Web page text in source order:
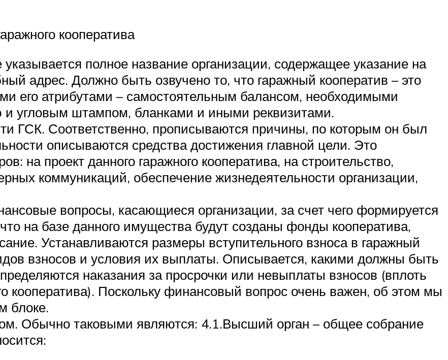
кооператива
полное название организации, содержащее указание на
адрес. Должно быть озвучено то, что гаражный кооператив – это
его атрибутами – самостоятельным балансом, необходимыми
и угловым штампом, бланками и иными реквизитами.
ГСК. Соответственно, прописываются причины, по которым он был
описываются средства достижения главной цели. Это
на проект данного гаражного кооператива, на строительство,
коммуникаций, обеспечение жизнедеятельности организации,
вопросы, касающиеся организации, за счет чего формируется
на базе данного имущества будут созданы фонды кооператива,
Устанавливаются размеры вступительного взноса в гаражный
взносов и условия их выплаты. Описывается, какими должны быть
наказания за просрочки или невыплаты взносов (вплоть
кооператива). Поскольку финансовый вопрос очень важен, об этом мы
блоке.
Обычно таковыми являются: 4.1.Высший орган – общее собрание